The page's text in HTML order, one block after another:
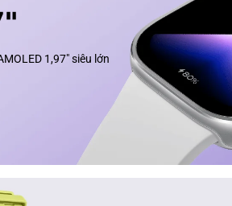
1,97" siêu lớn